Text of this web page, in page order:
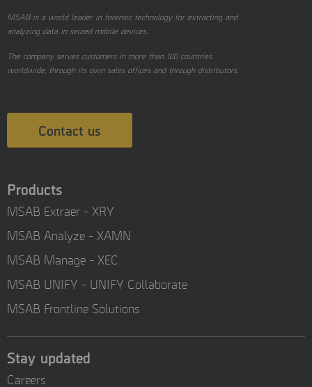
MSAB is a world leader in forensic technology for extracting and
analyzing data in seized mobile devices.
The company serves customers in more than 100 countries
worldwide, through its own sales offices and through distributors.
Contact us
Products
MSAB Extraer - XRY
MSAB Analyze - XAMN
MSAB Manage - XEC
MSAB UNIFY - UNIFY Collaborate
MSAB Frontline Solutions
Stay updated
Careers